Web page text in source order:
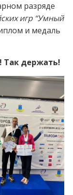
разряде
игр “Умный
и медаль
Так держать!